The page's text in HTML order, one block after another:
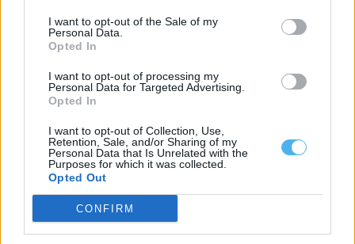
I want to opt-out of the Sale of my
Personal Data.
Opted In
I want to opt-out of processing my
Personal Data for Targeted Advertising.
Opted In
I want to opt-out of Collection, Use,
Retention, Sale, and/or Sharing of my
Personal Data that Is Unrelated with the
Purposes for which it was collected.
Opted Out
CONFIRM
Odemira: Praia da Zambujeira recuperou cerca de um terço
das perdas causadas pelas tempestades
da largura e 34%...
7 Agosto, 2026 - 14:00